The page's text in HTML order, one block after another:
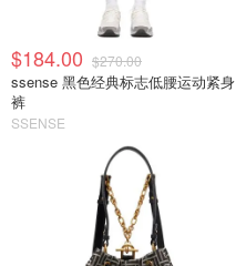
$184.00 $270.00
ssense 黑色经典标志低腰运动紧身
裤
SSENSE